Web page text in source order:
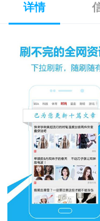
详情